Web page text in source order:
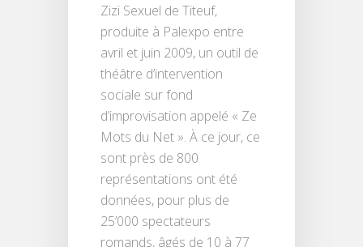
Zizi Sexuel de Titeuf,
produite à Palexpo entre
avril et juin 2009, un outil de
théâtre d’intervention
sociale sur fond
d’improvisation appelé « Ze
Mots du Net ». À ce jour, ce
sont près de 800
représentations ont été
données, pour plus de
25’000 spectateurs
romands, âgés de 10 à 77